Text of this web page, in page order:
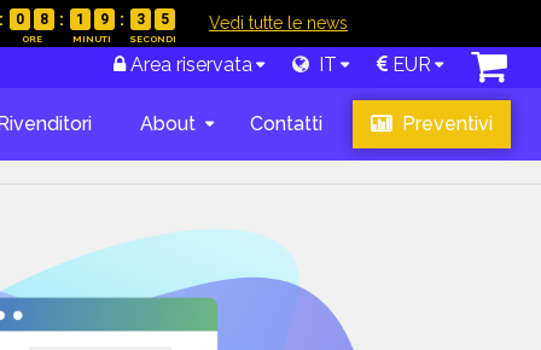
0 8 1 9 3 4 Vedi tutte le news
Area riservata IT EUR
About Contatti Preventivi